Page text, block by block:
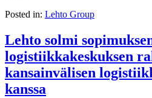
Posted in: Lehto Group
Lehto solmi
logistiikkakeskuksen
kansainvälisen
kanssa